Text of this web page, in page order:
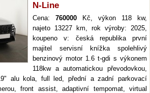
N-Line
Cena: 760000 Kč, výkon 118 kw,
najeto 13227 km, rok výroby: 2025,
koupeno v: česká republika první
majitel servisní knížka spolehlivý
benzinový motor 1.6 t-gdi s výkonem
118kw a automatickou převodovkou,
alu kola, full led, přední a zadní parkovací
front assist, adaptivní tempomat, virtual